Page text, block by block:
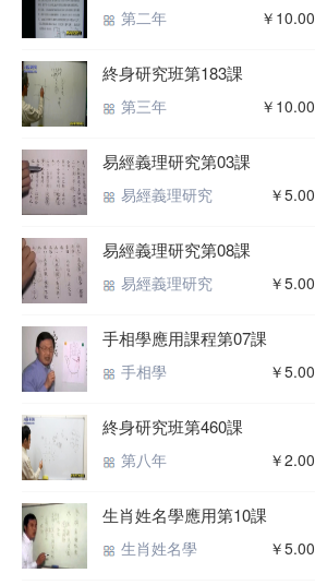
第二年 ￥10.00
終身研究班第183課
第三年 ￥10.00
易經義理研究第03課
易經義理研究 ￥5.00
易經義理研究第08課
易經義理研究 ￥5.00
手相學應用課程第07課
手相學 ￥5.00
終身研究班第460課
第八年 ￥2.00
生肖姓名學應用第10課
生肖姓名學 ￥5.00